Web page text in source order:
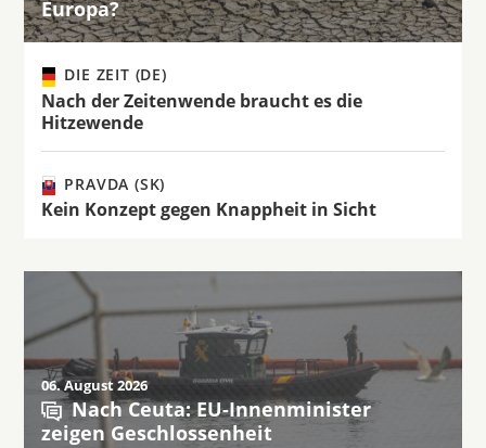
Europa?
DIE ZEIT (DE)
Nach der Zeitenwende braucht es die
Hitzewende
PRAVDA (SK)
Kein Konzept gegen Knappheit in Sicht
06. August 2026
Nach Ceuta: EU-Innenminister
zeigen Geschlossenheit